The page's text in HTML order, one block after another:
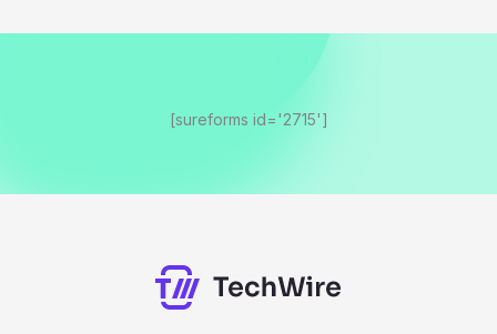
[sureforms id='2715']